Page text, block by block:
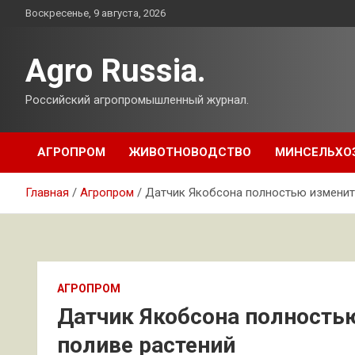
ПерейтиВоскресенье, 9 августа, 2026
Agro Russia.
Российский агропромышленный журнал.
АГРОПРОМ ЖИВОТНОВОДСТВО
Главная Агропром Датчик Якобсона полностью
АГРОПРОМ
Датчик Якобсона
поливе растений